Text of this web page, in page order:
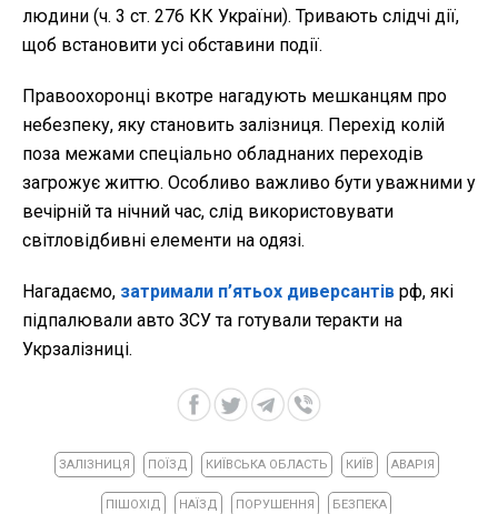
людини (ч. 3 ст. 276 КК України). Тривають слідчі дії,
щоб встановити усі обставини події.
Правоохоронці вкотре нагадують мешканцям про
небезпеку, яку становить залізниця. Перехід колій
поза межами спеціально обладнаних переходів
загрожує життю. Особливо важливо бути уважними у
вечірній та нічний час, слід використовувати
світловідбивні елементи на одязі.
Нагадаємо, затримали п’ятьох диверсантів рф, які
підпалювали авто ЗСУ та готували теракти на
Укрзалізниці.
ЗАЛІЗНИЦЯ ПОЇЗД КИЇВСЬКА ОБЛАСТЬ КИЇВ АВАРІЯ
ПІШОХІД НАЇЗД ПОРУШЕННЯ БЕЗПЕКА